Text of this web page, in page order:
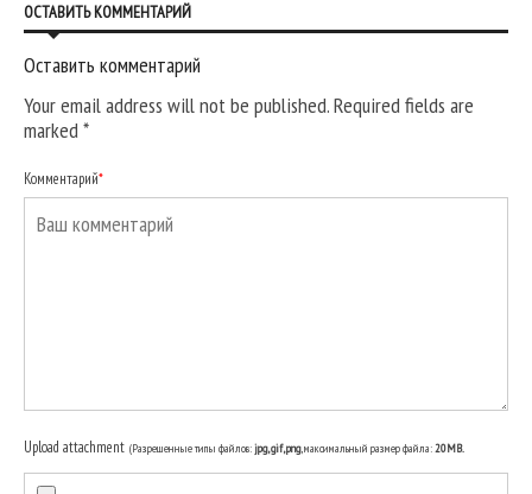
ОСТАВИТЬ КОММЕНТАРИЙ
Оставить комментарий
Your email address will not be published. Required fields are
marked*
Комментарий*
Upload attachment (Разрешенные типы файлов:jpg, gif, png, максимальный размер файла:20MB.